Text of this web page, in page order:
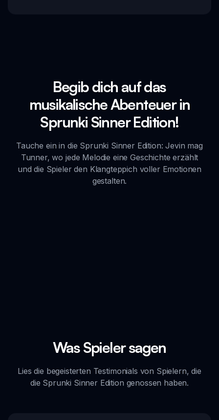
Begib dich auf das
musikalische Abenteuer in
Sprunki Sinner Edition!
Tauche ein in die Sprunki Sinner Edition: Jevin mag
Tunner, wo jede Melodie eine Geschichte erzählt
und die Spieler den Klangteppich voller Emotionen
gestalten.
Was Spieler sagen
Lies die begeisterten Testimonials von Spielern, die
die Sprunki Sinner Edition genossen haben.